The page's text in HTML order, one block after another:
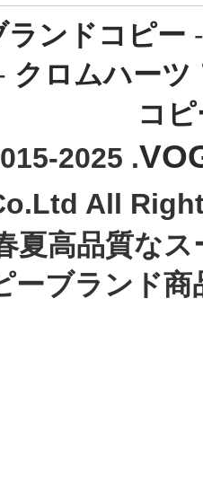
ンドコピー
クロムハーツ
コ
2025 .
All
夏高品質な
ーブランド